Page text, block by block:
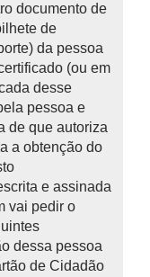
documento de
de
da pessoa
(ou em
desse
pessoa e
de que autoriza
a obtenção do
e assinada
vai pedir o
dessa pessoa
de Cidadão